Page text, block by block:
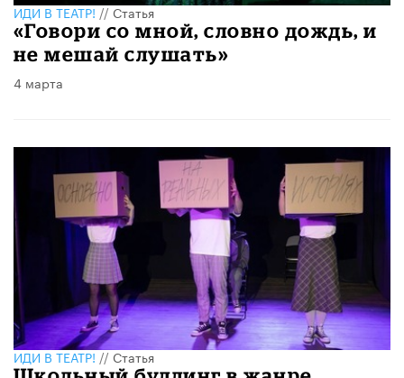
ИДИ В ТЕАТР!//Статья
«Говори со мной, словно дождь, и
не мешай слушать»
4 марта
ИДИ В ТЕАТР!//Статья